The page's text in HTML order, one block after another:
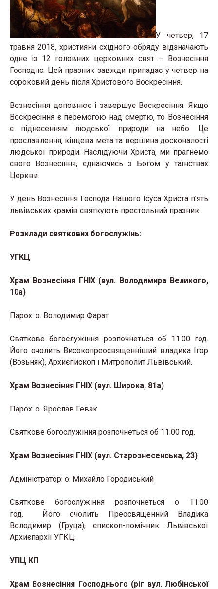
У четвер, 17
травня 2018, християни східного обряду відзначають
одне із 12 головних церковних свят – Вознесіння
Господнє. Цей празник завжди припадає у четвер на
сороковий день після Христового Воскресіння.
Вознесіння доповнює і завершує Воскресіння. Якщо
Воскресіння є перемогою над смертю, то Вознесіння
є піднесенням людської природи на небо. Це
прославлення, кінцева мета та вершина досконалості
людської природи. Наслідуючи Христа, ми прагнемо
свого Вознесіння, єднаючись з Богом у таїнствах
Церкви.
У день Вознесіння Господа Нашого Ісуса Христа п’ять
львівських храмів святкують престольний празник.
Розклади святкових богослужінь:
УГКЦ
Храм Вознесіння ГНІХ (вул. Володимира Великого,
10а)
Парох: о. Володимир Фарат
Святкове богослужіння розпочнеться об 11.00 год.
Його очолить Високопреосвященніший владика Ігор
(Возьняк), Архиєпископ і Митрополит Львівський.
Храм Вознесіння ГНІХ (вул. Широка, 81а)
Парох: о. Ярослав Гевак
Святкове богослужіння розпочнеться об 11.00 год.
Храм Вознесіння ГНІХ (вул. Старознесенська, 23)
Адміністратор: о. Михайло Городиський
Святкове богослужіння розпочнеться о 11.00
год. Його очолить Преосвященний Владика
Володимир (Груца), єпископ-помічник Львівської
Архиєпархії УГКЦ.
УПЦ КП
Храм Вознесіння Господнього (ріг вул. Любінської